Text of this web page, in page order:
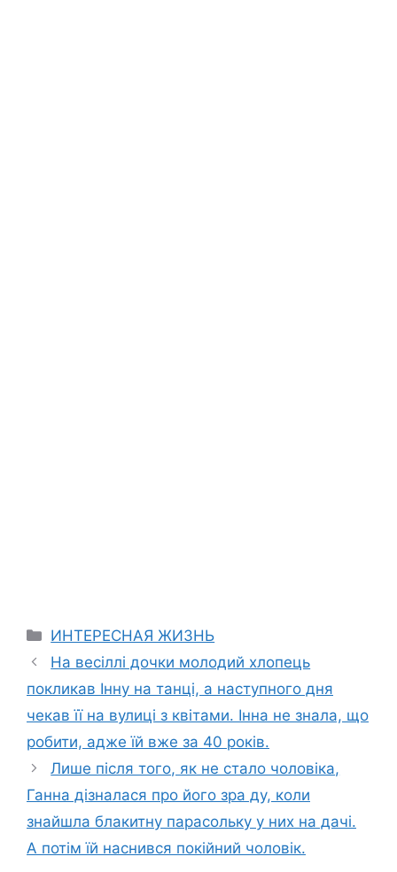
Categories
ИНТЕРЕСНАЯ ЖИЗНЬ
На весіллі дочки молодий хлопець
покликав Інну на танці, а наступного дня
чекав її на вулиці з квітами. Інна не знала, що
робити, адже їй вже за 40 років.
Лише після того, як не стало чоловіка,
Ганна дізналася про його зра ду, коли
знайшла блакитну парасольку у них на дачі.
А потім їй наснився покійний чоловік.